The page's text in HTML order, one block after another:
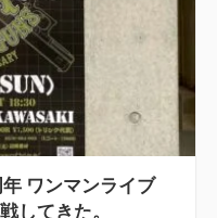
ワンマンライブ
してきた。